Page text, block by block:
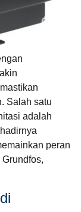
Salah satu
adalah
peran